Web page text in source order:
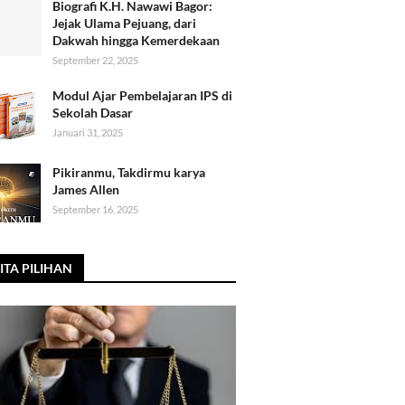
Biografi K.H. Nawawi Bagor:
Jejak Ulama Pejuang, dari
Dakwah hingga Kemerdekaan
September 22, 2025
Modul Ajar Pembelajaran IPS di
Sekolah Dasar
Januari 31, 2025
Pikiranmu, Takdirmu karya
James Allen
September 16, 2025
PILIHAN